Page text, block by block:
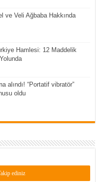
ve Veli Ağbaba Hakkında
Hamlesi: 12 Maddelik
alındı! “Portatif vibratör”
oldu
ediniz